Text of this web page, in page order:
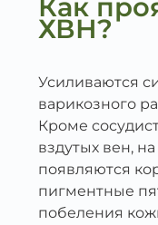
Как
ХВН?
Усиливаются
варикозного
Кроме
вздутых вен,
появляются
пигментные
побеления